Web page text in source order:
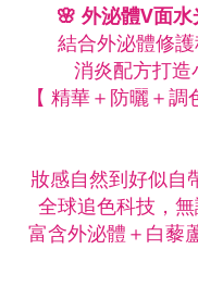
🌸 外泌體V面
結合外泌體修
消炎配方打造
【 精華＋防曬＋
妝感自然到好似自
全球追色科技，
富含外泌體＋白藜